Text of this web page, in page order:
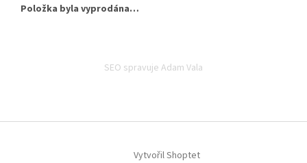
Položka byla vyprodána…
í
SEO spravuje Adam Vala
Vytvořil Shoptet